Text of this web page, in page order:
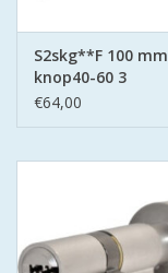
S2skg**F 100 mm
knop40-60 3
keersleutels
€64,00